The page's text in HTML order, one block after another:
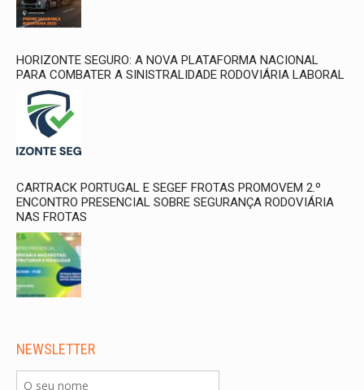
HORIZONTE SEGURO: A NOVA PLATAFORMA NACIONAL
PARA COMBATER A SINISTRALIDADE RODOVIÁRIA LABORAL
CARTRACK PORTUGAL E SEGEF FROTAS PROMOVEM 2.º
ENCONTRO PRESENCIAL SOBRE SEGURANÇA RODOVIÁRIA
NAS FROTAS
NEWSLETTER